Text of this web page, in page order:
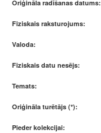
Oriģināla radīšanas datums:
Fiziskais raksturojums:
Valoda:
Fiziskais datu nesējs:
Temats:
Oriģināla turētājs (*):
Pieder kolekcijai: